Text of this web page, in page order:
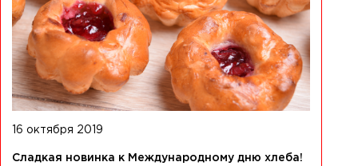
16 октября 2019
Сладкая новинка к Международному дню хлеба!